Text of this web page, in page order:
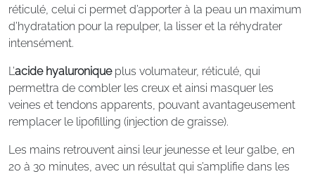
réticulé, celui ci permet d’apporter à la peau un maximum
d’hydratation pour la repulper, la lisser et la réhydrater
intensément.
L’acide hyaluroniqueplus volumateur, réticulé, qui
permettra de combler les creux et ainsi masquer les
veines et tendons apparents, pouvant avantageusement
remplacer le lipofilling (injection de graisse).
Les mains retrouvent ainsi leur jeunesse et leur galbe, en
20 à 30 minutes, avec un résultat qui s’amplifie dans les